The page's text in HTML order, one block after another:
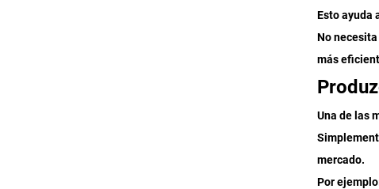
Esto ayuda
No
más
Una de las
mercado.
Por